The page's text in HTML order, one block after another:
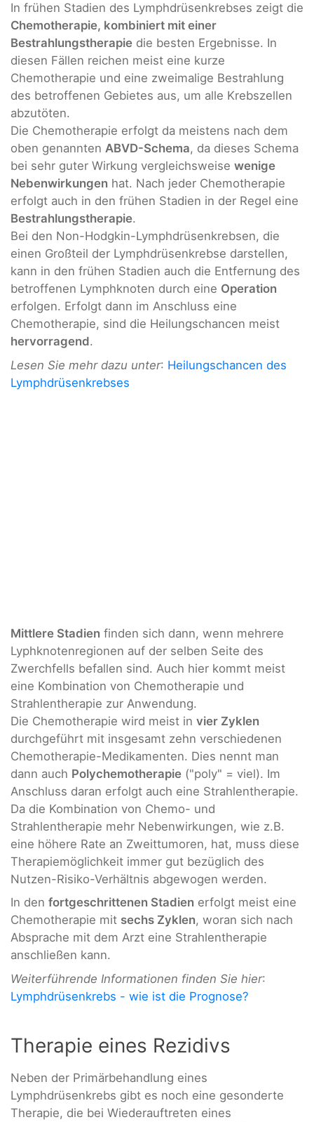
In frühen Stadien des Lymphdrüsenkrebses zeigt die
Chemotherapie, kombiniert mit einer
Bestrahlungstherapie die besten Ergebnisse. In
diesen Fällen reichen meist eine kurze
Chemotherapie und eine zweimalige Bestrahlung
des betroffenen Gebietes aus, um alle Krebszellen
abzutöten.
Die Chemotherapie erfolgt da meistens nach dem
oben genannten ABVD-Schema, da dieses Schema
bei sehr guter Wirkung vergleichsweise wenige
Nebenwirkungen hat. Nach jeder Chemotherapie
erfolgt auch in den frühen Stadien in der Regel eine
Bestrahlungstherapie.
Bei den Non-Hodgkin-Lymphdrüsenkrebsen, die
einen Großteil der Lymphdrüsenkrebse darstellen,
kann in den frühen Stadien auch die Entfernung des
betroffenen Lymphknoten durch eine Operation
erfolgen. Erfolgt dann im Anschluss eine
Chemotherapie, sind die Heilungschancen meist
hervorragend.
Lesen Sie mehr dazu unter: Heilungschancen des
Lymphdrüsenkrebses
Mittlere Stadien finden sich dann, wenn mehrere
Lyphknotenregionen auf der selben Seite des
Zwerchfells befallen sind. Auch hier kommt meist
eine Kombination von Chemotherapie und
Strahlentherapie zur Anwendung.
Die Chemotherapie wird meist in vier Zyklen
durchgeführt mit insgesamt zehn verschiedenen
Chemotherapie-Medikamenten. Dies nennt man
dann auch Polychemotherapie ("poly" = viel). Im
Anschluss daran erfolgt auch eine Strahlentherapie.
Da die Kombination von Chemo- und
Strahlentherapie mehr Nebenwirkungen, wie z.B.
eine höhere Rate an Zweittumoren, hat, muss diese
Therapiemöglichkeit immer gut bezüglich des
Nutzen-Risiko-Verhältnis abgewogen werden.
In den fortgeschrittenen Stadien erfolgt meist eine
Chemotherapie mit sechs Zyklen, woran sich nach
Absprache mit dem Arzt eine Strahlentherapie
anschließen kann.
Weiterführende Informationen finden Sie hier:
Lymphdrüsenkrebs - wie ist die Prognose?
Therapie eines Rezidivs
Neben der Primärbehandlung eines
Lymphdrüsenkrebs gibt es noch eine gesonderte
Therapie, die bei Wiederauftreten eines